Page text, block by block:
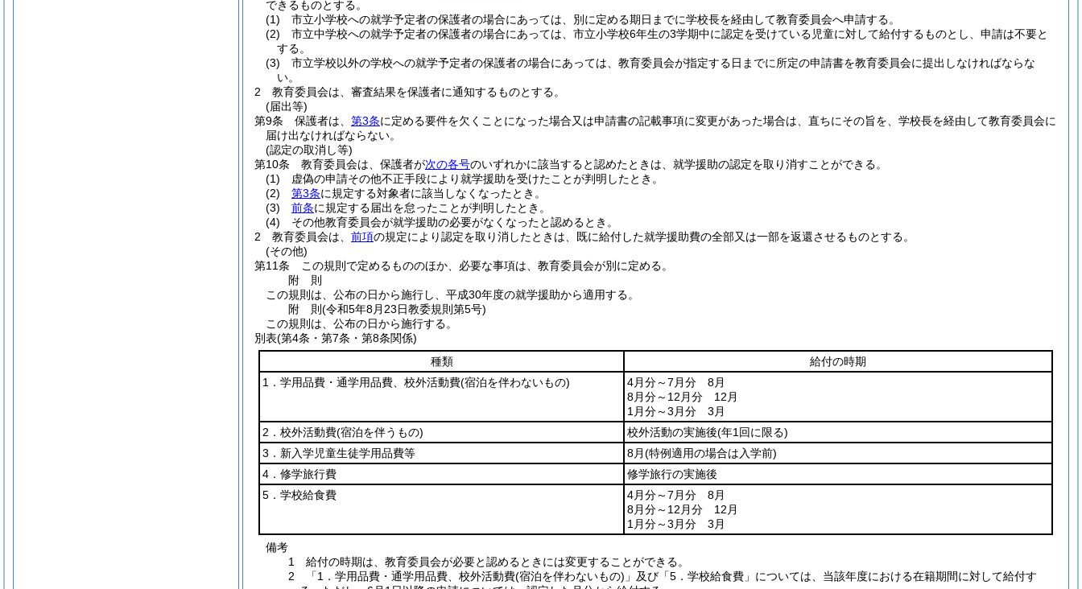
できるものとする。
(1)
市立小学校への就学予定者の保護者の場合にあっては、別に定める期日までに学校長を経由して教育委員会へ申請する。
(2)
市立中学校への就学予定者の保護者の場合にあっては、市立小学校6年生の3学期中に認定を受けている児童に対して給付するものとし、申請は不要と
する。
(3)
市立学校以外の学校への就学予定者の保護者の場合にあっては、教育委員会が指定する日までに所定の申請書を教育委員会に提出しなければならな
い。
2
教育委員会は、審査結果を保護者に通知するものとする。
(届出等)
第9条
保護者は、 第3条に定める要件を欠くことになった場合又は申請書の記載事項に変更があった場合は、直ちにその旨を、学校長を経由して教育委員会に
届け出なければならない。
(認定の取消し等)
第10条
教育委員会は、保護者が次の各号のいずれかに該当すると認めたときは、就学援助の認定を取り消すことができる。
(1)
虚偽の申請その他不正手段により就学援助を受けたことが判明したとき。
(2)
第3条に規定する対象者に該当しなくなったとき。
(3)
前条に規定する届出を怠ったことが判明したとき。
(4)
その他教育委員会が就学援助の必要がなくなったと認めるとき。
2
教育委員会は、 前項の規定により認定を取り消したときは、既に給付した就学援助費の全部又は一部を返還させるものとする。
(その他)
第11条
この規則で定めるもののほか、必要な事項は、教育委員会が別に定める。
附 則
この規則は、公布の日から施行し、平成30年度の就学援助から適用する。
附 則(令和5年8月23日教委規則第5号)
この規則は、公布の日から施行する。
別表(第4条・第7条・第8条関係)
種類
給付の時期
1．学用品費・通学用品費、校外活動費(宿泊を伴わないもの)
4月分～7月分 8月
8月分～12月分 12月
1月分～3月分 3月
2．校外活動費(宿泊を伴うもの) 校外活動の実施後(年1回に限る)
3．新入学児童生徒学用品費等
8月(特例適用の場合は入学前)
4．修学旅行費
修学旅行の実施後
5．学校給食費
4月分～7月分 8月
8月分～12月分 12月
1月分～3月分 3月
備考
1 給付の時期は、教育委員会が必要と認めるときには変更することができる。
2 「1．学用品費・通学用品費、校外活動費(宿泊を伴わないもの)」及び「5．学校給食費」については、当該年度における在籍期間に対して給付す